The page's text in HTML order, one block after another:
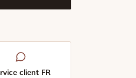
client FR